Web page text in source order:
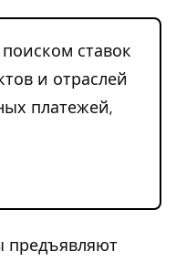
ставок
и отраслей
платежей,
предъявляют